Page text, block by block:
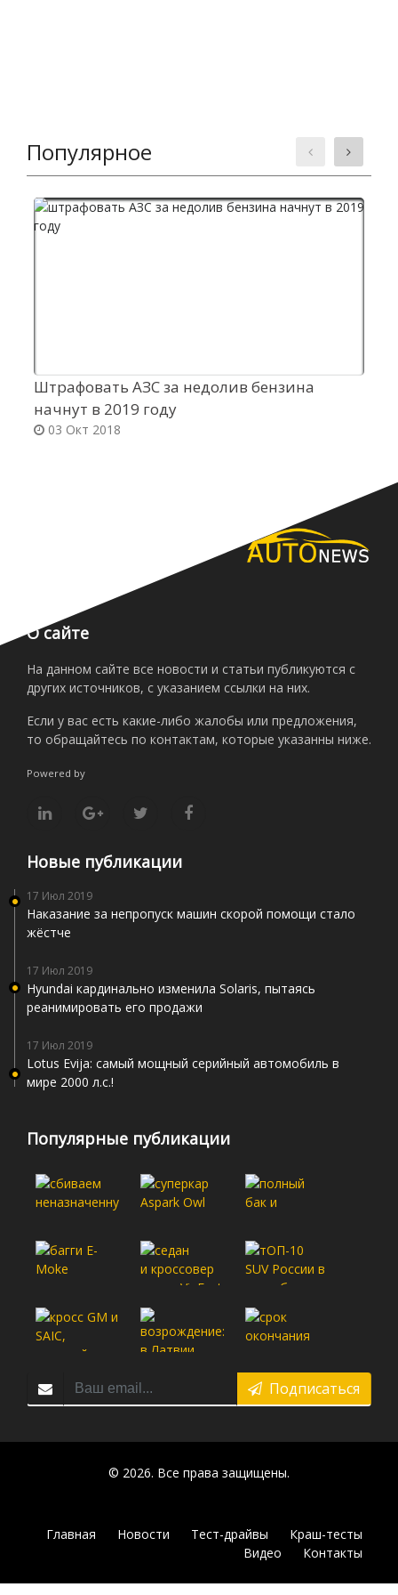
Популярное
Штрафовать АЗС за недолив бензина
начнут в 2019 году
03 Окт 2018
О сайте
На данном сайте все новости и статьи публикуются с
других источников, с указанием ссылки на них.
Если у вас есть какие-либо жалобы или предложения,
то обращайтесь по контактам, которые указанны ниже.
Powered by
Новые публикации
17 Июл 2019
Наказание за непропуск машин скорой помощи стало
жёстче
17 Июл 2019
Hyundai кардинально изменила Solaris, пытаясь
реанимировать его продажи
17 Июл 2019
Lotus Evija: самый мощный серийный автомобиль в
мире 2000 л.с.!
Популярные публикации
Подписаться
© 2026. Все права защищены.
Главная Новости Тест-драйвы
Краш-тесты
Видео
Контакты